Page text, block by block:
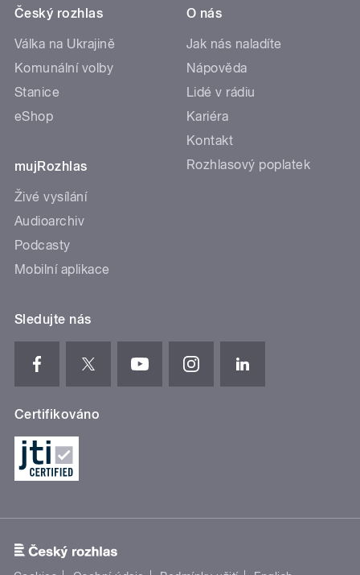
Český rozhlas
Válka na Ukrajině
Komunální volby
Stanice
eShop
mujRozhlas
Živé vysílání
Audioarchiv
Podcasty
Mobilní aplikace
O nás
Jak nás naladíte
Nápověda
Lidé v rádiu
Kariéra
Kontakt
Rozhlasový poplatek
Sledujte nás
Certifikováno